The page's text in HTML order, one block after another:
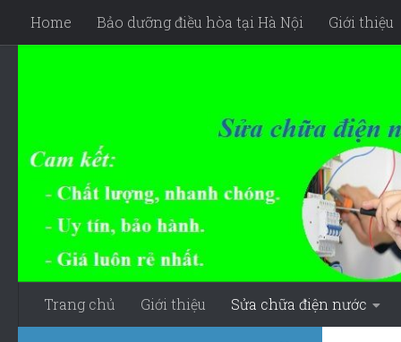
Skip to content
Home Bảo dưỡng điều hòa tại Hà Nội Giới thiệu
Trang chủ Giới thiệu Sửa chữa điện nước